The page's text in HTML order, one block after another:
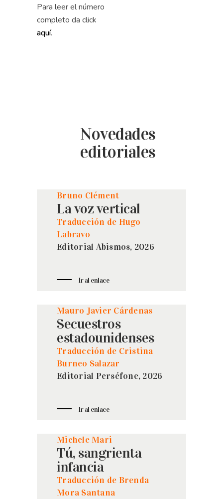
Para leer el número
completo da click
aquí.
Novedades
editoriales
Bruno Clément
La voz vertical
Traducción de Hugo
Labravo
Editorial Abismos, 2026
Ir al enlace
Mauro Javier Cárdenas
Secuestros
estadounidenses
Traducción de Cristina
Burneo Salazar
Editorial Perséfone, 2026
Ir al enlace
Michele Mari
Tú, sangrienta
infancia
Traducción de Brenda
Mora Santana